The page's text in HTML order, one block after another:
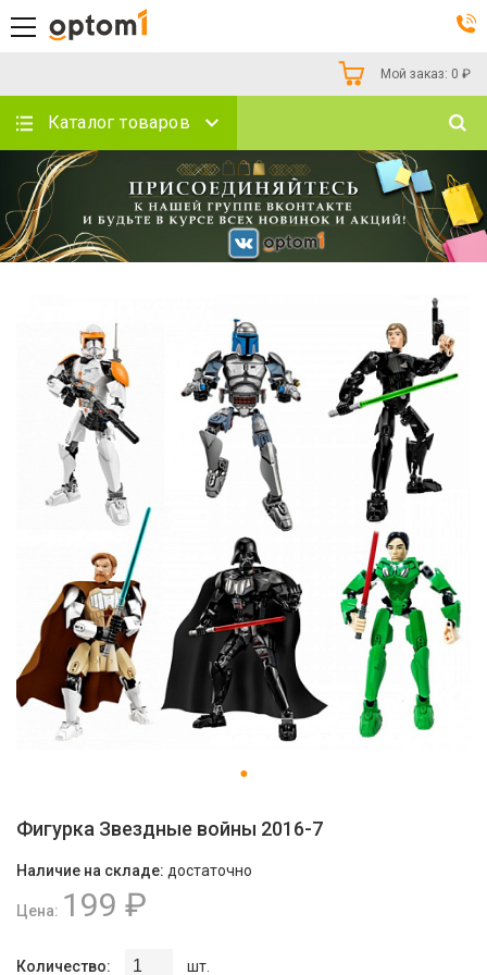
Мой заказ: 0 ₽
Каталог товаров
Фигурка Звeздныe войны 2016-7
Наличие на складе: достаточно
Цена: 199 ₽
Количество: шт.